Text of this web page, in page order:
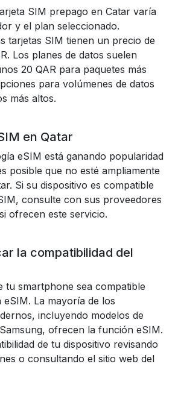
SIM prepago en Catar varía
y el plan seleccionado.
tarjetas SIM tienen un precio de
Los planes de datos suelen
20 QAR para paquetes más
para volúmenes de datos
más altos.
en Qatar
eSIM está ganando popularidad
posible que no esté ampliamente
Si su dispositivo es compatible
consulte con sus proveedores
ofrecen este servicio.
la compatibilidad del
tu smartphone sea compatible
La mayoría de los
incluyendo modelos de
ofrecen la función eSIM.
de tu dispositivo revisando
o consultando el sitio web del